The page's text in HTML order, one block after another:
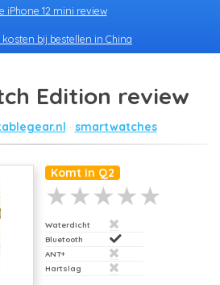
iPhone 12 mini review
bij bestellen in China
Edition review
smartwatches
Komt in Q2
Waterdicht
Bluetooth
ANT+
Hartslag